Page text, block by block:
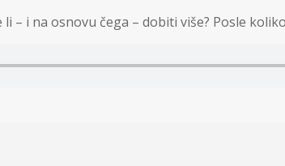
– i na osnovu čega – dobiti više? Posle